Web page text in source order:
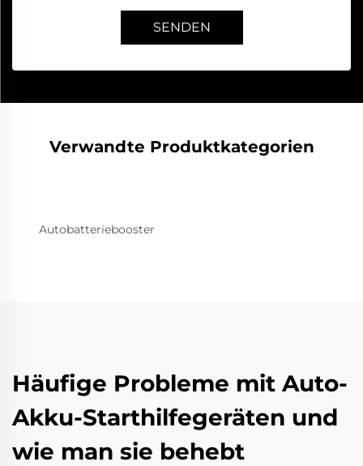
SENDEN
Verwandte Produktkategorien
Autobatteriebooster
Häufige Probleme mit Auto-
Akku-Starthilfegeräten und
wie man sie behebt